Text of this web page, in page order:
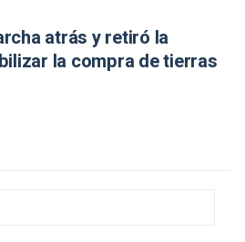
atrás y retiró la
la compra de tierras